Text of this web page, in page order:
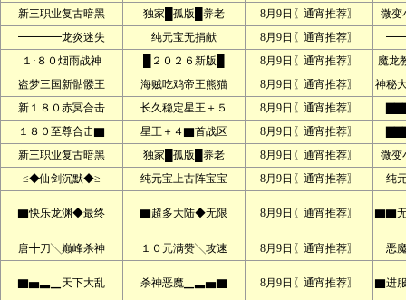
新三职业复古暗黑
独家█孤版█养老 8月9日〖通宵推荐〗
微变
━━━━龙炎迷失
纯元宝无捐献 8月9日〖通宵推荐〗
━━
１·８０烟雨战神
█２０２６新版█ 8月9日〖通宵推荐〗
魔龙
盗梦三国新骷髅王
海贼吃鸡帝王熊猫 8月9日〖通宵推荐〗
神秘
新１８０赤冥合击
长久稳定星王＋５ 8月9日〖通宵推荐〗
１８０至尊合击▇
星王＋４▇首战区 8月9日〖通宵推荐〗
新三职业复古暗黑
独家█孤版█养老 8月9日〖通宵推荐〗
微变
≤◆仙剑沉默◆≥
纯元宝上古阵宝宝 8月9日〖通宵推荐〗 纯
▇快乐龙渊◆最终 ▇超多大陆◆无限 8月9日〖通宵推荐〗 ▇▇
唐╋刀╲巅峰杀神 １０元满赞╲攻速 8月9日〖通宵推荐〗 恶
▇▅▃▁天下大乱 杀神恶魔▁▃▅▇ 8月9日〖通宵推荐〗 ▇进